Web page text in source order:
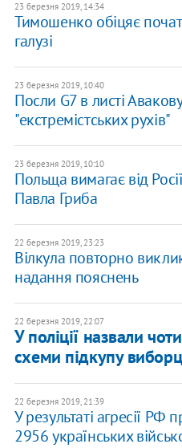
23 березня 2019, 14:34
Тимошенко обіцяє
галузі
23 березня 2019, 10:40
Посли G7 в листі
"екстремістських рухів"
23 березня 2019, 10:10
Польща вимагає від
Павла Гриба
22 березня 2019, 23:23
Вілкула повторно
надання пояснень
22 березня 2019, 22:07
У поліції назвали
схеми підкупу
22 березня 2019, 21:39
У результаті агресії РФ
2956 українських